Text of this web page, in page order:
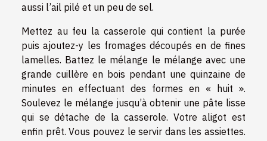
aussi l’ail pilé et un peu de sel.
Mettez au feu la casserole qui contient la purée
puis ajoutez-y les fromages découpés en de fines
lamelles. Battez le mélange le mélange avec une
grande cuillère en bois pendant une quinzaine de
minutes en effectuant des formes en « huit ».
Soulevez le mélange jusqu’à obtenir une pâte lisse
qui se détache de la casserole. Votre aligot est
enfin prêt. Vous pouvez le servir dans les assiettes.